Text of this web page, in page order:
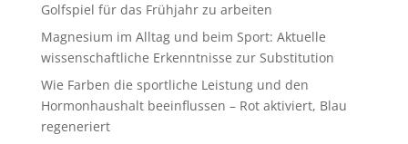
Golfspiel für das Frühjahr zu arbeiten
Magnesium im Alltag und beim Sport: Aktuelle
wissenschaftliche Erkenntnisse zur Substitution
Wie Farben die sportliche Leistung und den
Hormonhaushalt beeinflussen – Rot aktiviert, Blau
regeneriert